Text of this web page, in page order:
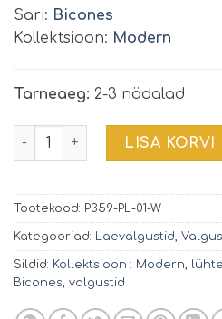
Sari: Bicones
Kollektsioon: Modern
Tarneaeg: 2-3 nädalad
Rippvalgusti Bicones | P359-
LISA KORVI
Tootekood: P359-PL-01-W
Kategooriad: Laevalgustid,
Sildid: Kollektsioon : Modern,
Bicones, valgustid